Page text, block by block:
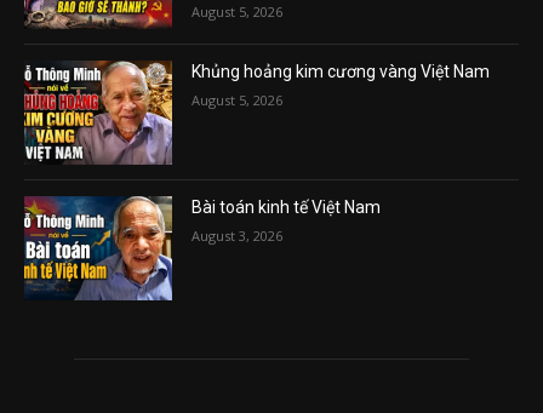
August 5, 2026
Khủng hoảng kim cương vàng Việt Nam
August 5, 2026
Bài toán kinh tế Việt Nam
August 3, 2026